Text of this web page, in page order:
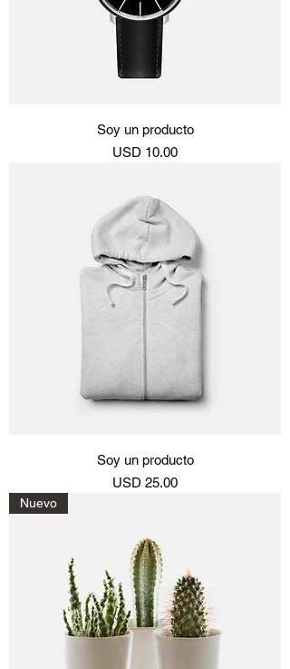
Soy un producto
Precio
USD 10.00
Soy un producto
Precio
USD 25.00
Nuevo